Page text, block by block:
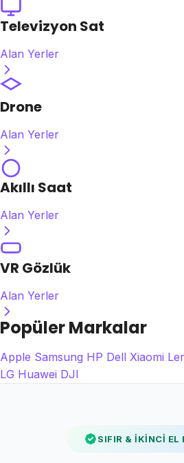
Televizyon Sat
Alan Yerler
Drone
Alan Yerler
Akıllı Saat
Alan Yerler
VR Gözlük
Alan Yerler
Popüler Markalar
Apple Samsung HP Dell Xiaomi
LG Huawei DJI
SIFIR & İKİNCİ EL